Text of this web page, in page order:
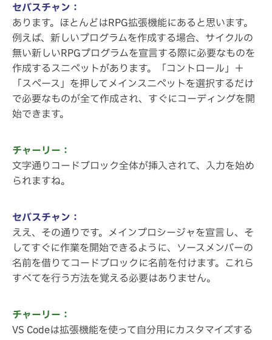
セバスチャン：
あります。ほとんどはRPG拡張機能にあると思います。
例えば、新しいプログラムを作成する場合、サイクルの
無い新しいRPGプログラムを宣言する際に必要なものを
作成するスニペットがあります。「コントロール」＋
「スペース」を押してメインスニペットを選択するだけ
で必要なものが全て作成され、すぐにコーディングを開
始できます。
チャーリー：
文字通りコードブロック全体が挿入されて、入力を始め
られますね。
セバスチャン：
ええ、その通りです。メインプロシージャを宣言し、そ
してすぐに作業を開始できるように、ソースメンバーの
名前を借りてコードブロックに名前を付けます。これら
すべてを行う方法を覚える必要はありません。
チャーリー：
VS Codeは拡張機能を使って自分用にカスタマイズする